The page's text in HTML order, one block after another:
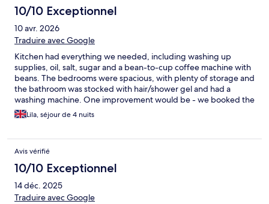
10/10 Exceptionnel
10 avr. 2026
Traduire avec Google
Kitchen had everything we needed, including washing up
supplies, oil, salt, sugar and a bean-to-cup coffee machine with
beans. The bedrooms were spacious, with plenty of storage and
the bathroom was stocked with hair/shower gel and had a
washing machine. One improvement would be - we booked the
apartment for 4, and there were only 3 bath towels, but our
younger son used a small towel instead, so wasn't the end of the
of tourists, but with plenty of transport around, a supermarket
within 5 minutes walk and lots of bars, restaurants and coffee
shops.
Lila, séjour de 4 nuits
Avis vérifié
10/10 Exceptionnel
14 déc. 2025
Traduire avec Google